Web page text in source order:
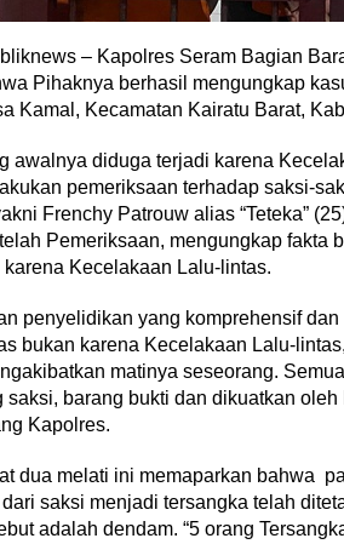
– Kapolres Seram Bagian
Pihaknya berhasil mengungkap
Kamal, Kecamatan Kairatu Barat,
awalnya diduga terjadi karena
pemeriksaan terhadap saksi-
Frenchy Patrouw alias “Teteka”
Pemeriksaan, mengungkap fakta
Kecelakaan Lalu-lintas.
penyelidikan yang komprehensif
bukan karena Kecelakaan Lalu-
matinya seseorang.
saksi, barang bukti dan dikuatkan
Kapolres.
dua melati ini memaparkan bahwa
saksi menjadi tersangka telah
adalah dendam. “5 orang